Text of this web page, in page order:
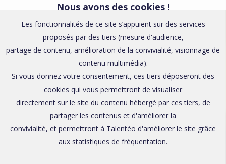
Nous avons des cookies !
Les fonctionnalités de ce site s’appuient sur des services
proposés par des tiers (mesure d'audience,
partage de contenu, amélioration de la convivialité, visionnage de
contenu multimédia).
Si vous donnez votre consentement, ces tiers déposeront des
cookies qui vous permettront de visualiser
directement sur le site du contenu hébergé par ces tiers, de
partager les contenus et d'améliorer la
convivialité, et permettront à Talentéo d'améliorer le site grâce
aux statistiques de fréquentation.